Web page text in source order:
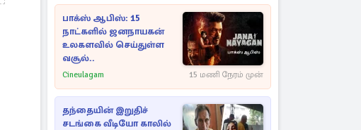
பாக்ஸ் ஆபிஸ்: 15
நாட்களில் ஜனநாயகன்
உலகளவில் செய்துள்ள
வசூல்..
Cineulagam 15 மணி நேரம் முன்
தந்தையின் இறுதிச்
சடங்கை வீடியோ காலில்